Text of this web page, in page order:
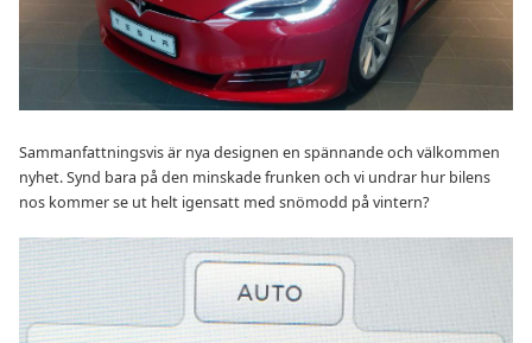
Sammanfattningsvis är nya designen en spännande och välkommen
nyhet. Synd bara på den minskade frunken och vi undrar hur bilens
nos kommer se ut helt igensatt med snömodd på vintern?